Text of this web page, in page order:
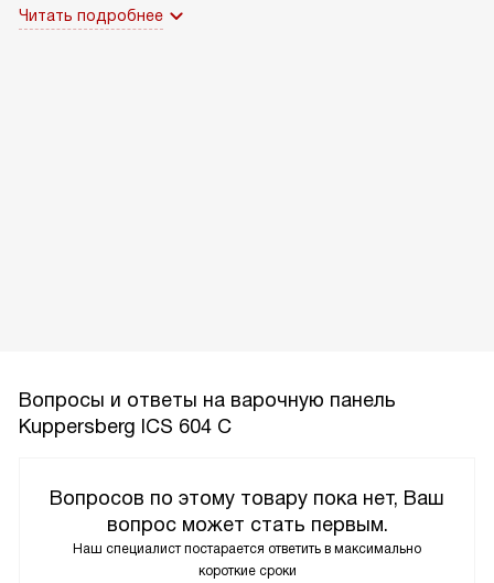
Читать подробнее
Вопросы и ответы на варочную панель
Kuppersberg ICS 604 C
Вопросов по этому товару пока нет, Ваш
вопрос может стать первым.
Наш специалист постарается ответить в максимально
короткие сроки